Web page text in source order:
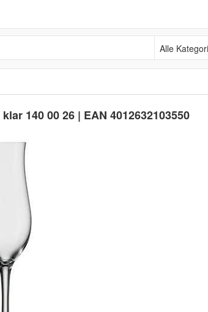
Alle Kategorien
140 00 26 | EAN 4012632103550